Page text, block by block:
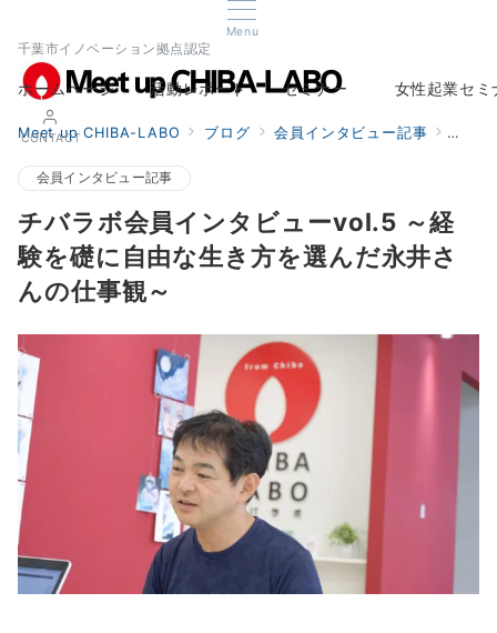
Menu
千葉市イノベーション拠点認定
CONTACT
ホームページ
Home
活動レポート セミナー 女性起業セミ
Meet up CHIBA-LABO ブログ 会員インタビュー記事 チバ
会員インタビュー記事
チバラボ会員インタビューvol.5 ～経
験を礎に自由な生き方を選んだ永井さ
んの仕事観～